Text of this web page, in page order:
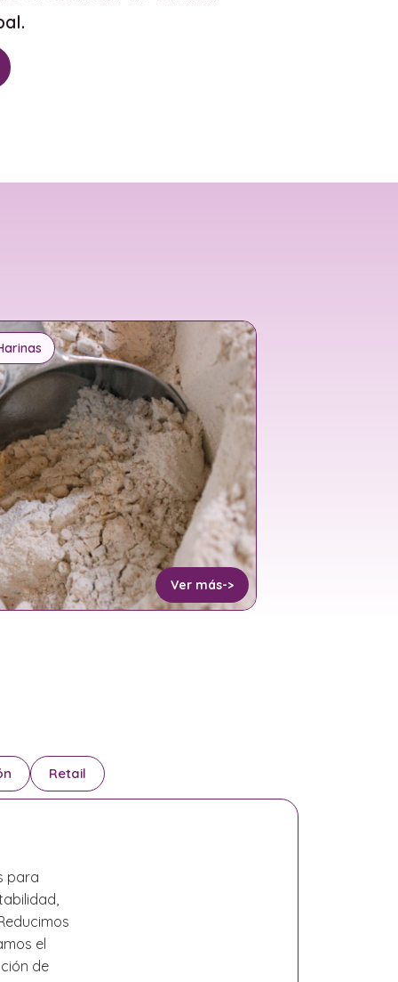
Ver más->
Retail
para
el
de